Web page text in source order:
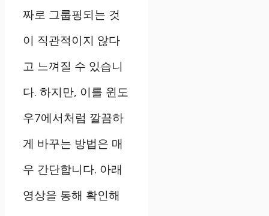
짜로 그룹핑되는 것
이 직관적이지 않다
고 느껴질 수 있습니
다. 하지만, 이를 윈도
우7에서처럼 깔끔하
게 바꾸는 방법은 매
우 간단합니다. 아래
영상을 통해 확인해